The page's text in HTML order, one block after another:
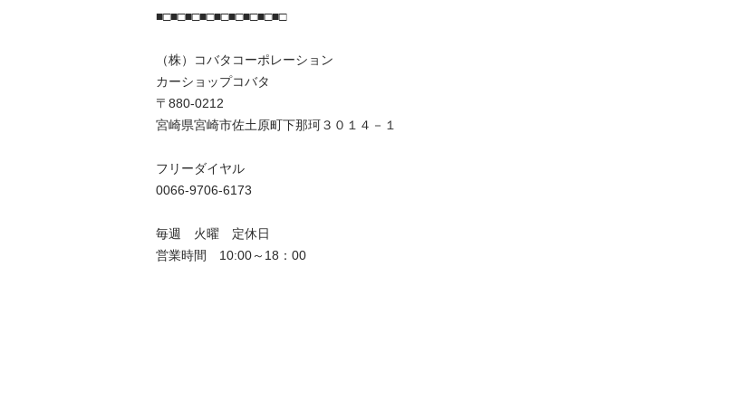
■□■□■□■□■□■□■□■□■□
（株）コバタコーポレーション
カーショップコバタ
〒880-0212
宮崎県宮崎市佐土原町下那珂３０１４－１
フリーダイヤル
0066-9706-6173
毎週　火曜　定休日
営業時間　10:00～18：00